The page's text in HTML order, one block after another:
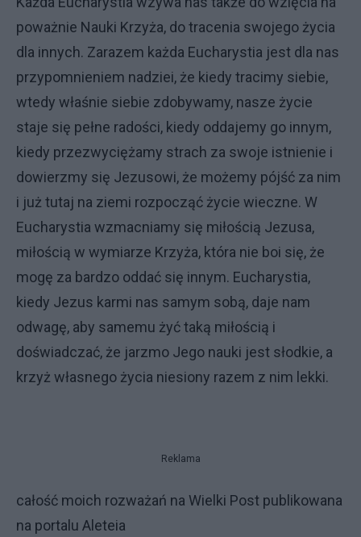
poważnie Nauki Krzyża, do tracenia swojego życia
dla innych. Zarazem każda Eucharystia jest dla nas
przypomnieniem nadziei, że kiedy tracimy siebie,
wtedy właśnie siebie zdobywamy, nasze życie
staje się pełne radości, kiedy oddajemy go innym,
kiedy przezwyciężamy strach za swoje istnienie i
dowierzmy się Jezusowi, że możemy pójść za nim
i już tutaj na ziemi rozpocząć życie wieczne. W
Eucharystia wzmacniamy się miłością Jezusa,
miłością w wymiarze Krzyża, która nie boi się, że
mogę za bardzo oddać się innym. Eucharystia,
kiedy Jezus karmi nas samym sobą, daje nam
odwagę, aby samemu żyć taką miłością i
doświadczać, że jarzmo Jego nauki jest słodkie, a
krzyż własnego życia niesiony razem z nim lekki.
Reklama
całość moich rozważań na Wielki Post publikowana
na portalu Aleteia